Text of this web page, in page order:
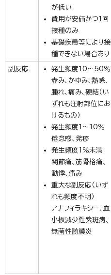
が低い
費用が安価かつ1回
接種のみ
基礎疾患等により接
種できない場合あり
副反応
発生頻度10～50％
赤み、かゆみ、熱感、
腫れ、痛み、硬結（い
ずれも注射部位にお
けるもの）
発生頻度1～10％
倦怠感、発疹
発生頻度1％未満
関節痛、筋骨格痛、
動悸、痛み
重大な副反応（いず
れも頻度不明）
アナフィラキシー、血
小板減少性紫斑病、
無菌性髄膜炎